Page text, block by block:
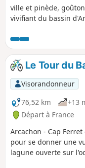
ville et pinède,
vivifiant du bassin
de cette cité balnéaire
grandes heures et en
beaucoup de
Le Tour du
Visorandonneur
76,52 km
+13
Départ à France
Arcachon - Cap
pour se donner une
lagune ouverte sur